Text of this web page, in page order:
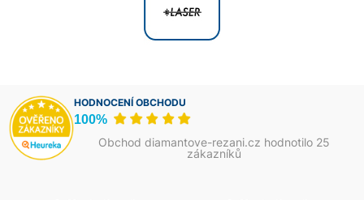
HODNOCENÍ OBCHODU
100%
Obchod diamantove-rezani.cz hodnotilo 25
zákazníků